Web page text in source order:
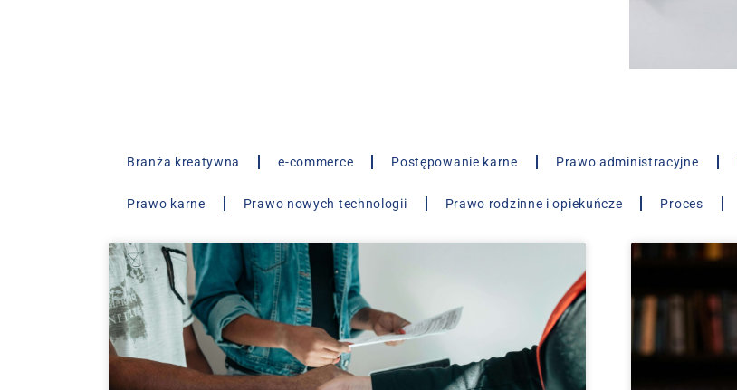
Branża kreatywna e-commerce Postępowanie karne Prawo administracyjne
Prawo karne Prawo nowych technologii Prawo rodzinne i opiekuńcze Proces